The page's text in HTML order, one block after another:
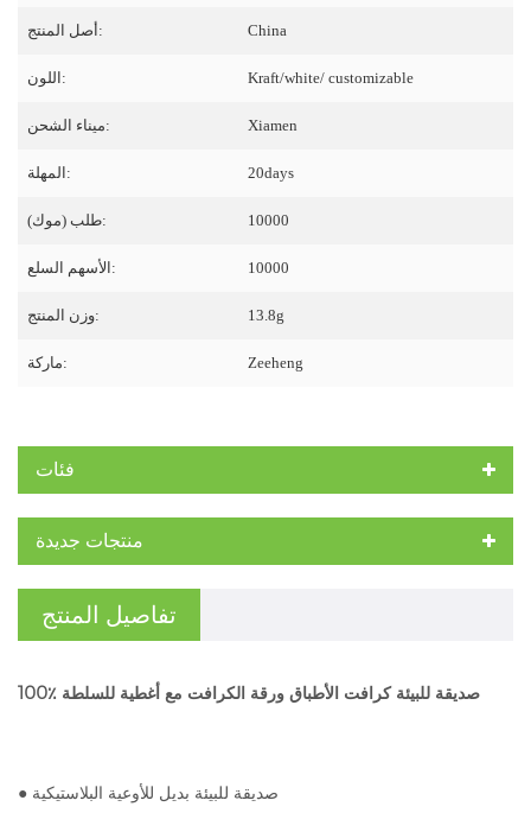
أصل المنتج: China
اللون: Kraft/white/ customizable
ميناء الشحن: Xiamen
المهلة: 20days
طلب (موك): 10000
الأسهم السلع: 10000
وزن المنتج: 13.8g
ماركة: Zeeheng
فئات
منتجات جديدة
تفاصيل المنتج
100٪ صديقة للبيئة كرافت الأطباق ورقة الكرافت مع أغطية للسلطة
● صديقة للبيئة بديل للأوعية البلاستيكية